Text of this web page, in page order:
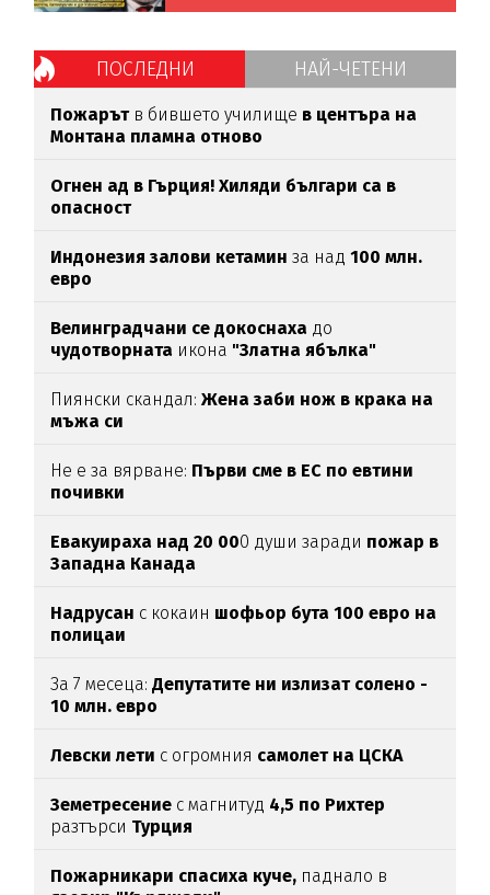
ПОСЛЕДНИ НАЙ-ЧЕТЕНИ
Пожарът в бившето училище в центъра на
Монтана пламна отново
Огнен ад в Гърция! Хиляди българи са в
опасност
Индонезия залови кетамин за над100 млн.
евро
Велинградчани се докоснаха до
чудотворната икона "Златна ябълка"
Пиянски скандал:Жена заби нож в крака на
мъжа си
Не е за вярване: Първи сме в ЕС по евтини
почивки
Евакуираха над 20 000 души заради пожар в
Западна Канада
Надрусан с кокаин шофьор бута 100 евро на
полицаи
За 7 месеца: Депутатите ни излизат солено -
10 млн. евро
Левски лети с огромния самолет на ЦСКА
Земетресение с магнитуд 4,5 по Рихтер
разтърси Турция
Пожарникари спасиха куче, паднало в